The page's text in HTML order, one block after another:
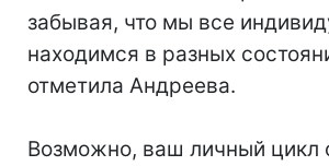
забывая, что мы все
находимся в разных
отметила Андреева.
Возможно, ваш личный цикл